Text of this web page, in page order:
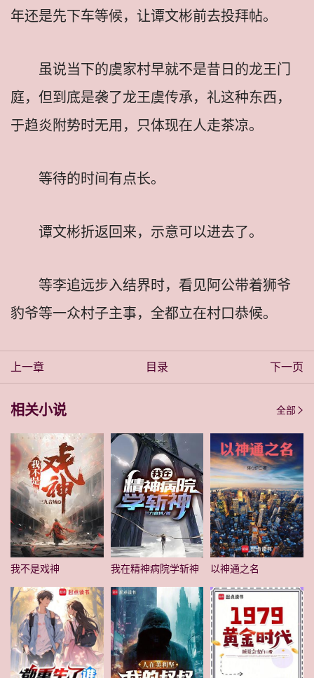
年还是先下车等候，让谭文彬前去投拜帖。
虽说当下的虞家村早就不是昔日的龙王门
庭，但到底是袭了龙王虞传承，礼这种东西，
于趋炎附势时无用，只体现在人走茶凉。
等待的时间有点长。
谭文彬折返回来，示意可以进去了。
等李追远步入结界时，看见阿公带着狮爷
豹爷等一众村子主事，全都立在村口恭候。
上一章 目录 下一页
相关小说 全部
我不是戏神 我在精神病院学斩神 以神通之名